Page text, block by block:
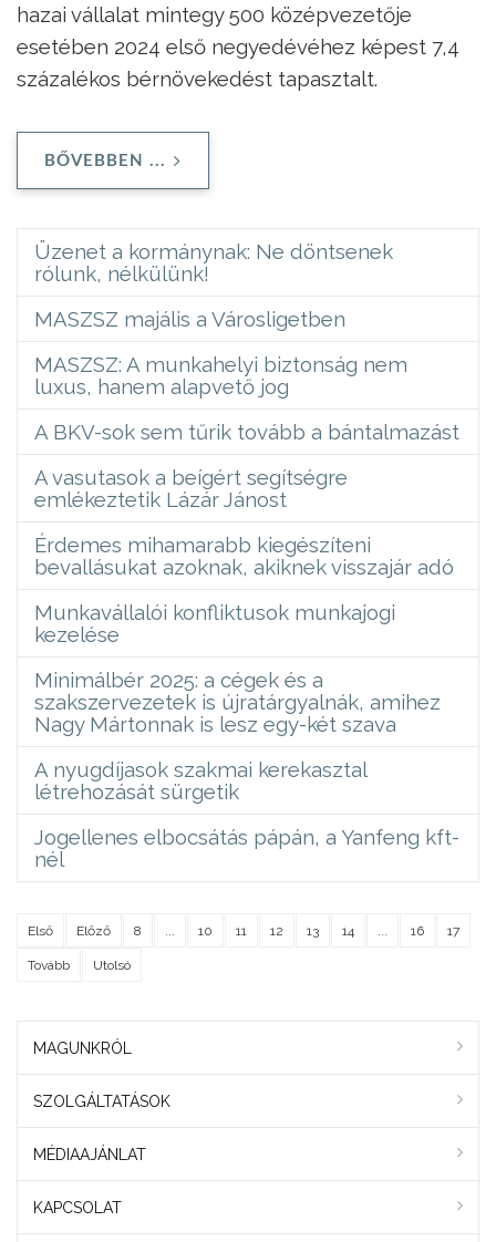
hazai vállalat mintegy 500 középvezetője
esetében 2024 első negyedévéhez képest 7,4
százalékos bérnövekedést tapasztalt.
BŐVEBBEN ...
Üzenet a kormánynak: Ne döntsenek
rólunk, nélkülünk!
MASZSZ majális a Városligetben
MASZSZ: A munkahelyi biztonság nem
luxus, hanem alapvető jog
A BKV-sok sem tűrik tovább a bántalmazást
A vasutasok a beígért segítségre
emlékeztetik Lázár Jánost
Érdemes mihamarabb kiegészíteni
bevallásukat azoknak, akiknek visszajár adó
Munkavállalói konfliktusok munkajogi
kezelése
Minimálbér 2025: a cégek és a
szakszervezetek is újratárgyalnák, amihez
Nagy Mártonnak is lesz egy-két szava
A nyugdíjasok szakmai kerekasztal
létrehozását sürgetik
Jogellenes elbocsátás pápán, a Yanfeng kft-
nél
Első Előző 8 10 11 12 13 14 16 17
Tovább Utolsó
MAGUNKRÓL
SZOLGÁLTATÁSOK
MÉDIAAJÁNLAT
KAPCSOLAT